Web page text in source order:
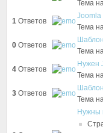
Тема
1 Ответов
Тема
0 Ответов
Тема
4 Ответов
Нужен
Тема
3 Ответов
Тема
Нужны